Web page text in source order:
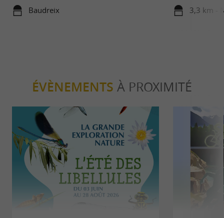
Baudreix 3,3 km -
ÉVÈNEMENTS À PROXIMITÉ